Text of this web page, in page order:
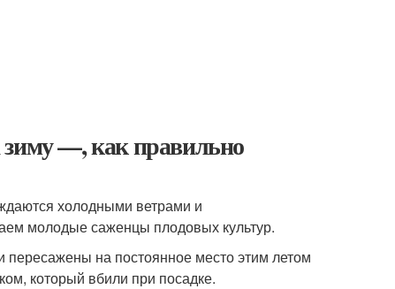
—, как правильно
холодными ветрами и
молодые саженцы плодовых культур.
на постоянное место этим летом
который вбили при посадке.